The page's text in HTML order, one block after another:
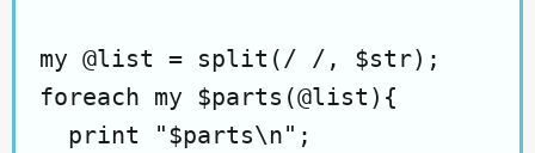
my @list = split(/ /, $str);
foreach my $parts(@list){
  print "$parts\n";